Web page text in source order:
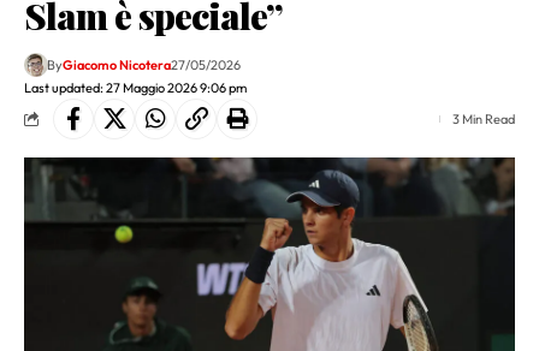
Slam è speciale”
Last updated: 27 Maggio 2026 9:06 pm
ByGiacomo Nicotera27/05/2026
3 Min Read